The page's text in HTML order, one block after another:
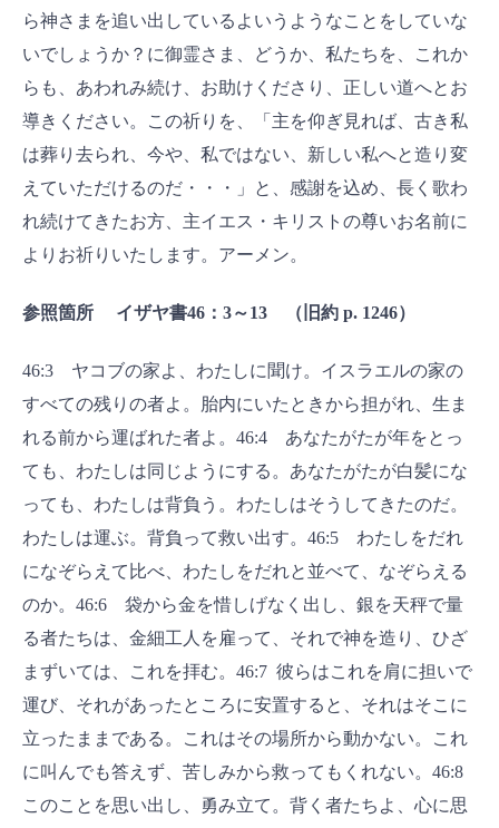
ら神さまを追い出しているよいうようなことをしていな
いでしょうか？に御霊さま、どうか、私たちを、これか
らも、あわれみ続け、お助けくださり、正しい道へとお
導きください。この祈りを、「主を仰ぎ見れば、古き私
は葬り去られ、今や、私ではない、新しい私へと造り変
えていただけるのだ・・・」と、感謝を込め、長く歌わ
れ続けてきたお方、主イエス・キリストの尊いお名前に
よりお祈りいたします。アーメン。
参照箇所 イザヤ書46：3～13 （旧約 p. 1246）
46:3 ヤコブの家よ、わたしに聞け。イスラエルの家の
すべての残りの者よ。胎内にいたときから担がれ、生ま
れる前から運ばれた者よ。46:4 あなたがたが年をとっ
ても、わたしは同じようにする。あなたがたが白髪にな
っても、わたしは背負う。わたしはそうしてきたのだ。
わたしは運ぶ。背負って救い出す。46:5 わたしをだれ
になぞらえて比べ、わたしをだれと並べて、なぞらえる
のか。46:6 袋から金を惜しげなく出し、銀を天秤で量
る者たちは、金細工人を雇って、それで神を造り、ひざ
まずいては、これを拝む。46:7 彼らはこれを肩に担いで
運び、それがあったところに安置すると、それはそこに
立ったままである。これはその場所から動かない。これ
に叫んでも答えず、苦しみから救ってもくれない。46:8
このことを思い出し、勇み立て。背く者たちよ、心に思